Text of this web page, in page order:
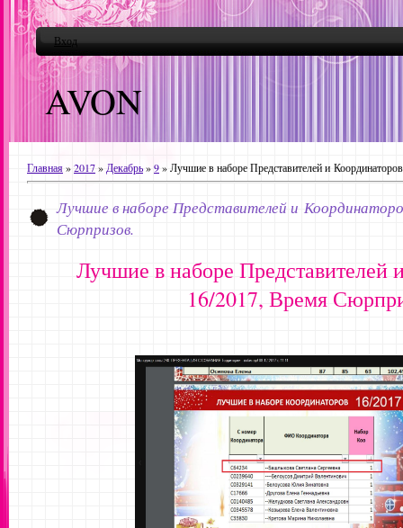
AVON
Вход
Главная»2017» Декабрь»9» Лучшие в наборе Представителей и
Лучшие в наборе Представителей и
Сюрпризов.
Лучшие в наборе Представителей
16/2017, Время